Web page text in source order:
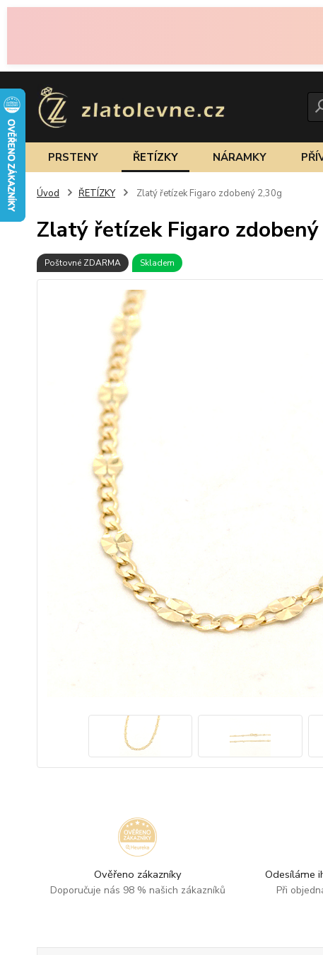
PRSTENY ŘETÍZKY NÁRAMKY
Úvod ŘETÍZKY Zlatý řetízek Figaro zdobený 2,30g
Zlatý řetízek Figaro
Poštovné ZDARMA Skladem
Ověřeno zákazníky
Doporučuje nás 98 % našich zákazníků
Odesíláme
Při